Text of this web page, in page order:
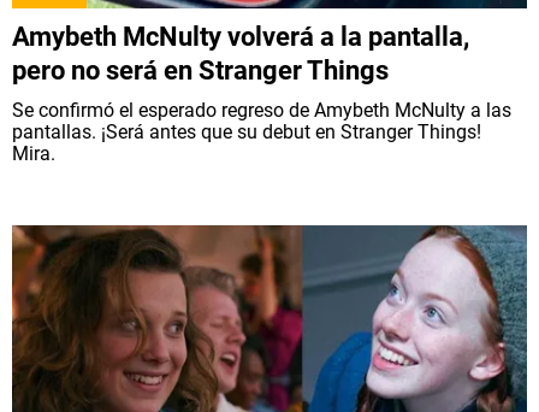
Amybeth McNulty volverá a la pantalla,
pero no será en Stranger Things
Se confirmó el esperado regreso de Amybeth McNulty a las
pantallas. ¡Será antes que su debut en Stranger Things!
Mira.